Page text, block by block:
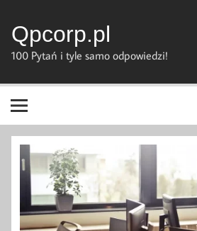
content
Qpcorp.pl
100 Pytań i tyle samo odpowiedzi!